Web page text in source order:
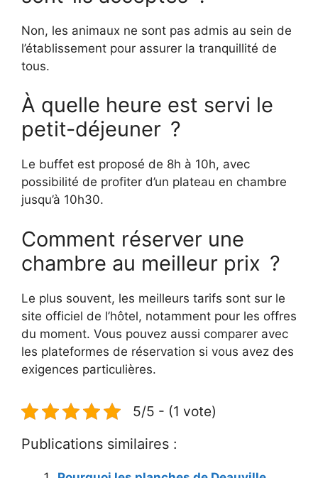
Non, les animaux ne sont pas admis au sein de
l’établissement pour assurer la tranquillité de
tous.
À quelle heure est servi le
petit-déjeuner ?
Le buffet est proposé de 8h à 10h, avec
possibilité de profiter d’un plateau en chambre
jusqu’à 10h30.
Comment réserver une
chambre au meilleur prix ?
Le plus souvent, les meilleurs tarifs sont sur le
site officiel de l’hôtel, notamment pour les offres
du moment. Vous pouvez aussi comparer avec
les plateformes de réservation si vous avez des
exigences particulières.
5/5 - (1 vote)
Publications similaires :